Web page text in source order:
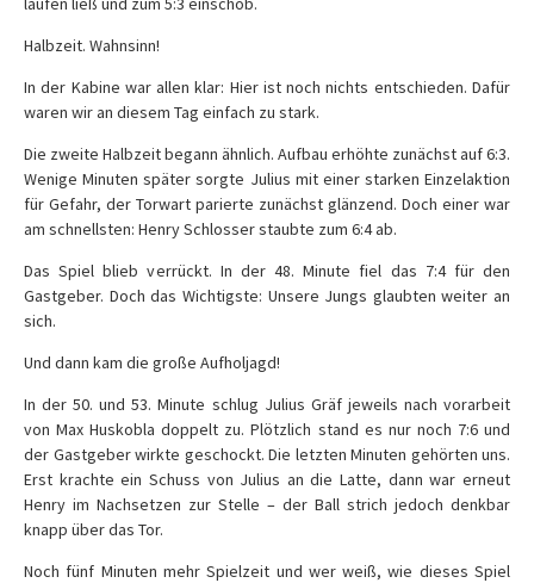
Halbzeit. Wahnsinn!
In der Kabine war allen klar: Hier ist noch nichts entschieden. Dafür
waren wir an diesem Tag einfach zu stark.
Die zweite Halbzeit begann ähnlich. Aufbau erhöhte zunächst auf 6:3.
Wenige Minuten später sorgte Julius mit einer starken Einzelaktion
für Gefahr, der Torwart parierte zunächst glänzend. Doch einer war
am schnellsten: Henry Schlosser staubte zum 6:4 ab.
Das Spiel blieb verrückt. In der 48. Minute fiel das 7:4 für den
Gastgeber. Doch das Wichtigste: Unsere Jungs glaubten weiter an
sich.
Und dann kam die große Aufholjagd!
In der 50. und 53. Minute schlug Julius Gräf jeweils nach vorarbeit
von Max Huskobla doppelt zu. Plötzlich stand es nur noch 7:6 und
der Gastgeber wirkte geschockt. Die letzten Minuten gehörten uns.
Erst krachte ein Schuss von Julius an die Latte, dann war erneut
Henry im Nachsetzen zur Stelle – der Ball strich jedoch denkbar
knapp über das Tor.
Noch fünf Minuten mehr Spielzeit und wer weiß, wie dieses Spiel